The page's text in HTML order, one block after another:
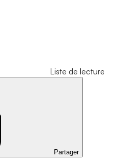
Liste de lecture
Partager